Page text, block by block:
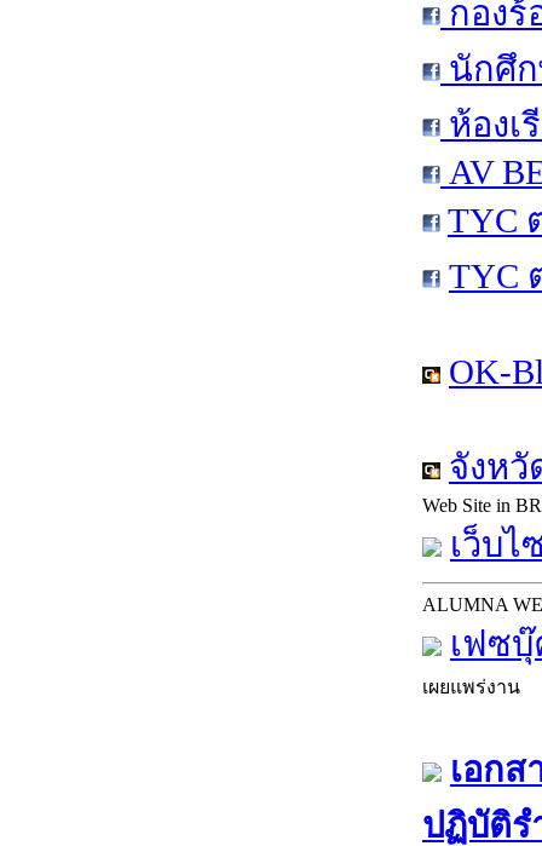
กอง
นักศึก
ห้องเ
AV
TYC
TYC
OK-
จังหวั
Web Site in
เว็บไ
ALUMNA
เฟซ
เผยแพร่งาน
เอก
ปฏิบัติร